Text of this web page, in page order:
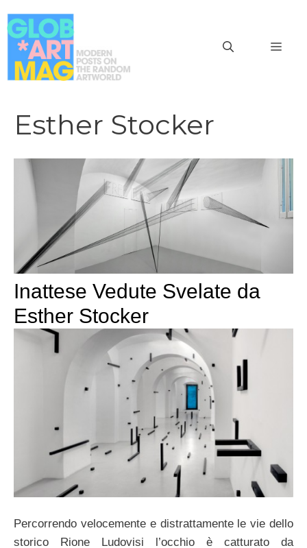
al
contenuto
Esther Stocker
Inattese Vedute Svelate da
Esther Stocker
Percorrendo velocemente e distrattamente le vie dello
storico Rione Ludovisi l’occhio è catturato da